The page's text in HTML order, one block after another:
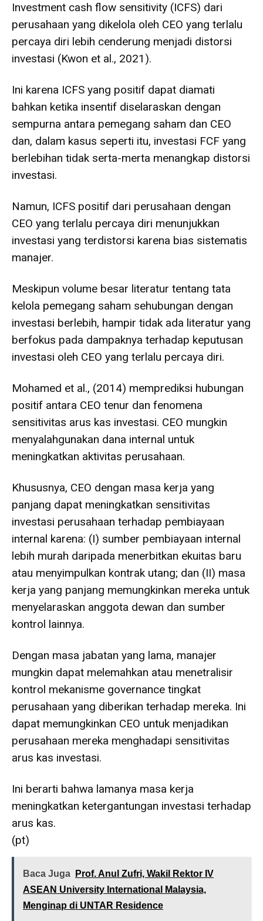
Investment cash flow sensitivity (ICFS) dari
perusahaan yang dikelola oleh CEO yang terlalu
percaya diri lebih cenderung menjadi distorsi
investasi (Kwon et al., 2021).
Ini karena ICFS yang positif dapat diamati
bahkan ketika insentif diselaraskan dengan
sempurna antara pemegang saham dan CEO
dan, dalam kasus seperti itu, investasi FCF yang
berlebihan tidak serta-merta menangkap distorsi
investasi.
Namun, ICFS positif dari perusahaan dengan
CEO yang terlalu percaya diri menunjukkan
investasi yang terdistorsi karena bias sistematis
manajer.
Meskipun volume besar literatur tentang tata
kelola pemegang saham sehubungan dengan
investasi berlebih, hampir tidak ada literatur yang
berfokus pada dampaknya terhadap keputusan
investasi oleh CEO yang terlalu percaya diri.
Mohamed et al., (2014) memprediksi hubungan
positif antara CEO tenur dan fenomena
sensitivitas arus kas investasi. CEO mungkin
menyalahgunakan dana internal untuk
meningkatkan aktivitas perusahaan.
Khususnya, CEO dengan masa kerja yang
panjang dapat meningkatkan sensitivitas
investasi perusahaan terhadap pembiayaan
internal karena: (I) sumber pembiayaan internal
lebih murah daripada menerbitkan ekuitas baru
atau menyimpulkan kontrak utang; dan (II) masa
kerja yang panjang memungkinkan mereka untuk
menyelaraskan anggota dewan dan sumber
kontrol lainnya.
Dengan masa jabatan yang lama, manajer
mungkin dapat melemahkan atau menetralisir
kontrol mekanisme governance tingkat
perusahaan yang diberikan terhadap mereka. Ini
dapat memungkinkan CEO untuk menjadikan
perusahaan mereka menghadapi sensitivitas
arus kas investasi.
Ini berarti bahwa lamanya masa kerja
meningkatkan ketergantungan investasi terhadap
arus kas.
(pt)
Baca Juga
Prof. Anul Zufri, Wakil Rektor IV
ASEAN University International Malaysia,
Menginap di UNTAR Residence